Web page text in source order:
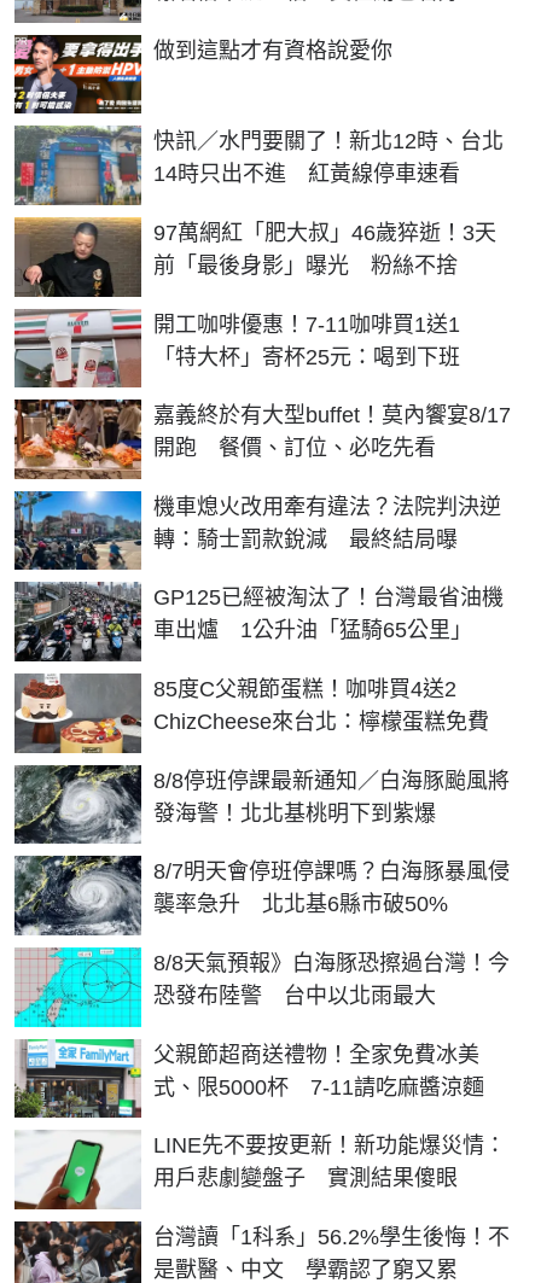
做到這點才有資格說愛你
PR
快訊／水門要關了！新北12時、台北
14時只出不進 紅黃線停車速看
97萬網紅「肥大叔」46歲猝逝！3天
前「最後身影」曝光 粉絲不捨
開工咖啡優惠！7-11咖啡買1送1
「特大杯」寄杯25元：喝到下班
嘉義終於有大型buffet！莫內饗宴8/17
開跑 餐價、訂位、必吃先看
機車熄火改用牽有違法？法院判決逆
轉：騎士罰款銳減 最終結局曝
GP125已經被淘汰了！台灣最省油機
車出爐 1公升油「猛騎65公里」
85度C父親節蛋糕！咖啡買4送2
ChizCheese來台北：檸檬蛋糕免費
8/8停班停課最新通知／白海豚颱風將
發海警！北北基桃明下到紫爆
8/7明天會停班停課嗎？白海豚暴風侵
襲率急升 北北基6縣市破50%
8/8天氣預報》白海豚恐擦過台灣！今
恐發布陸警 台中以北雨最大
父親節超商送禮物！全家免費冰美
式、限5000杯 7-11請吃麻醬涼麵
LINE先不要按更新！新功能爆災情：
用戶悲劇變盤子 實測結果傻眼
台灣讀「1科系」56.2%學生後悔！不
是獸醫、中文 學霸認了窮又累